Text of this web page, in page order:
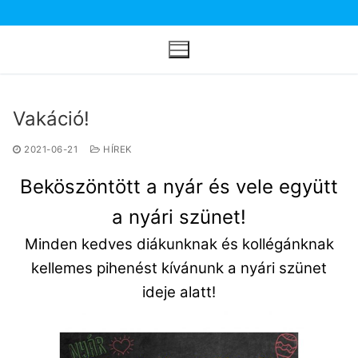
a
Vakáció!
2021-06-21 HÍREK
Beköszöntött a nyár és vele együtt
a nyári szünet!
Minden kedves diákunknak és kollégánknak
kellemes pihenést kívánunk a nyári szünet
ideje alatt!